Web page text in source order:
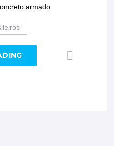
armado